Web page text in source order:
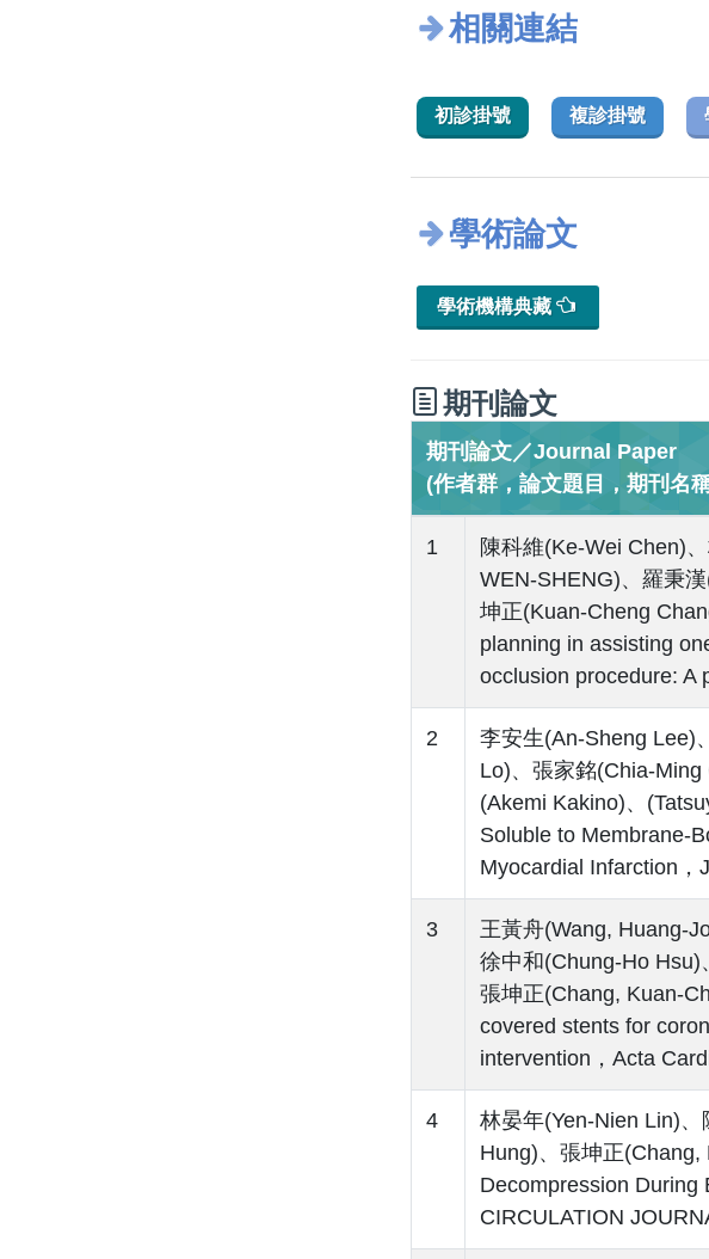
相關連結
初診掛號 複診掛號
學術論文
學術機構典藏
期刊論文
期刊論文／Journal Paper
(作者群，論文題目，期刊名
1
陳科維(Ke-Wei Chen)
WEN-SHENG)、羅秉
坤正(Kuan-Cheng
planning in assisting
occlusion procedure: A
2
李安生(An-Sheng Lee)
Lo)、張家銘(Chia-Ming
(Akemi Kakino)、
Soluble to Membrane-
Myocardial Infarction，
3
王黃舟(Wang, Huang-
徐中和(Chung-Ho Hsu)
張坤正(Chang, Kuan-
covered stents for
intervention，Acta
4
林晏年(Yen-Nien Lin)
Hung)、張坤正
Decompression During
CIRCULATION